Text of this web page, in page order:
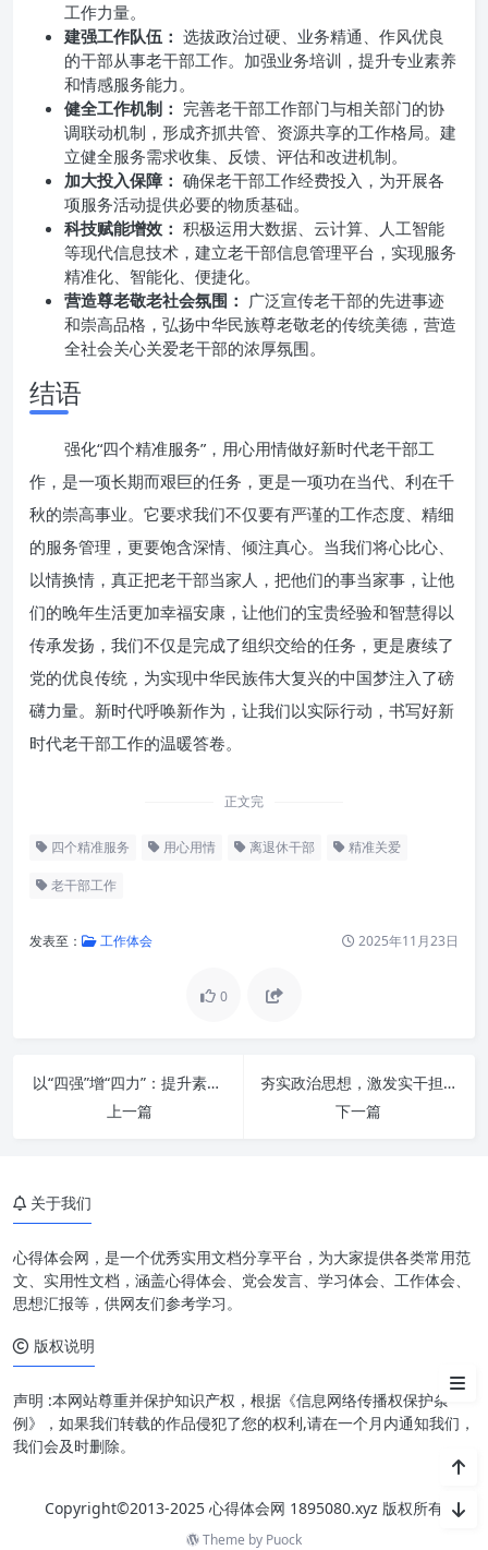
工作力量。
建强工作队伍： 选拔政治过硬、业务精通、作风优良
的干部从事老干部工作。加强业务培训，提升专业素养
和情感服务能力。
健全工作机制： 完善老干部工作部门与相关部门的协
调联动机制，形成齐抓共管、资源共享的工作格局。建
立健全服务需求收集、反馈、评估和改进机制。
加大投入保障： 确保老干部工作经费投入，为开展各
项服务活动提供必要的物质基础。
科技赋能增效： 积极运用大数据、云计算、人工智能
等现代信息技术，建立老干部信息管理平台，实现服务
精准化、智能化、便捷化。
营造尊老敬老社会氛围： 广泛宣传老干部的先进事迹
和崇高品格，弘扬中华民族尊老敬老的传统美德，营造
全社会关心关爱老干部的浓厚氛围。
结语
强化“四个精准服务”，用心用情做好新时代老干部工
作，是一项长期而艰巨的任务，更是一项功在当代、利在千
秋的崇高事业。它要求我们不仅要有严谨的工作态度、精细
的服务管理，更要饱含深情、倾注真心。当我们将心比心、
以情换情，真正把老干部当家人，把他们的事当家事，让他
们的晚年生活更加幸福安康，让他们的宝贵经验和智慧得以
传承发扬，我们不仅是完成了组织交给的任务，更是赓续了
党的优良传统，为实现中华民族伟大复兴的中国梦注入了磅
礴力量。新时代呼唤新作为，让我们以实际行动，书写好新
时代老干部工作的温暖答卷。
正文完
四个精准服务 用心用情 离退休干部 精准关爱
老干部工作
发表至： 工作体会 2025年11月23日
0
以“四强”增“四力”：提升素质，谱写高质量发展新篇章
上一篇
夯实政治思想，激发实干担当，铸就效率卓越——新时代高质量发展的重要引擎
下一篇
用心用情：老干部工作的灵魂所
在
关于我们
心得体会网，是一个优秀实用文档分享平台，为大家提供各类常用范
文、实用性文档，涵盖心得体会、党会发言、学习体会、工作体会、
思想汇报等，供网友们参考学习。
版权说明
声明 :本网站尊重并保护知识产权，根据《信息网络传播权保护条
例》，如果我们转载的作品侵犯了您的权利,请在一个月内通知我们，
我们会及时删除。
Copyright©2013-2025 心得体会网 1895080.xyz 版权所有
Theme by Puock